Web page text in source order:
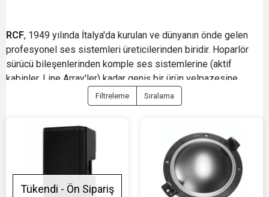
RCF, 1949 yılında İtalya'da kurulan ve dünyanın önde gelen
profesyonel ses sistemleri üreticilerinden biridir. Hoparlör
sürücü bileşenlerinden komple ses sistemlerine (aktif
kabinler, Line Array'ler) kadar geniş bir ürün yelpazesine
sahiptir. Şirket, yüksek ses basıncı seviyesi (SPL),olağanüstü
ses netliği ve İtalyan mühendisliği kalitesi ile tanınır. RCF,
güçlü konumuyla bilinmektedir.
Hangi
Ülkenin
İtalya
Filtreleme Sıralama
Tükendi - Ön Sipariş